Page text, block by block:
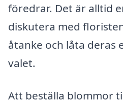
föredrar. Det är alltid
diskutera med
åtanke och låta deras
valet.
Att beställa blommor